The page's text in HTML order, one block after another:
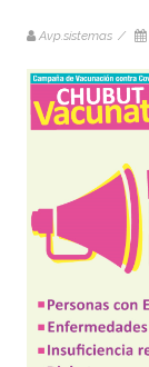
Avp.sistemas /